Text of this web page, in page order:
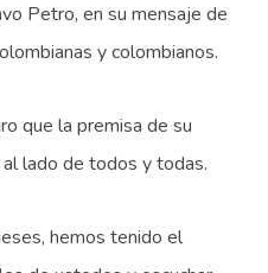
Petro, en su mensaje de
y colombianos.
que la premisa de su
lado de todos y todas.
hemos tenido el